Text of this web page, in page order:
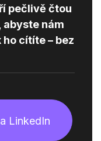
pečlivě čtou
abyste nám
cítíte – bez
LinkedIn